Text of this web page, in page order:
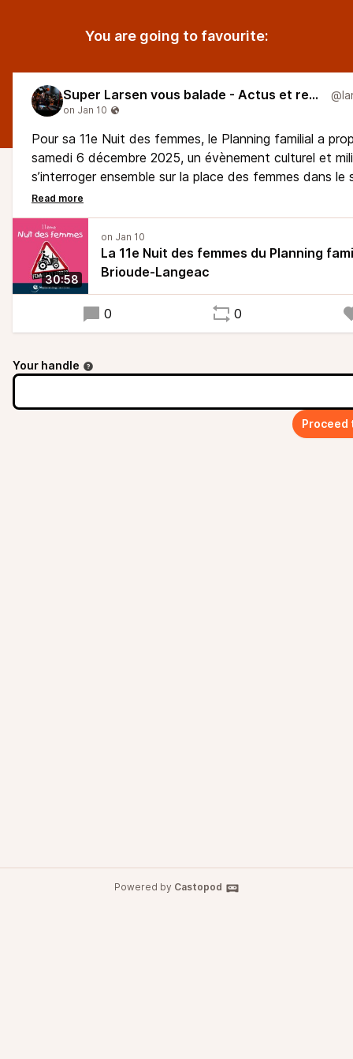
You are going to favourite:
Super Larsen vous balade - Actus et reportages
Pour sa 11e Nuit des femmes, le Planning familial a
samedi 6 décembre 2025, un évènement culturel et
s’interroger ensemble sur la place des femmes dans le
agricole.
A 15h, une table ronde " Agriculture : où sont les
A 17h, un moment de théâtre forum
A 19h, un repas proposé à prix libre par la cantine
A 20h30, une projection débat autour du
de la terre", datant de 2024
30:58
La 11e Nuit des femmes du Planning
Brioude-Langeac
0 0
Your handle
Powered by Castopod